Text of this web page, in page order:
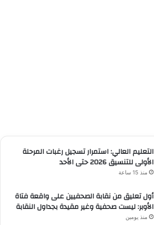
التعليم العالي: استمرار تسجيل رغبات المرحلة
الأولى للتنسيق 2026 حتى الأحد
منذ 15 ساعة
أول تعليق من نقابة الصحفيين على واقعة فتاة
الأوبر: ليست صحفية وغير مقيدة بجداول النقابة
منذ يومين